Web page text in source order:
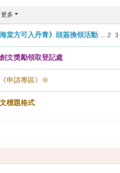
更多
海棠方可入丹青》頭簽換領活動 ... 2 3
文獎勵領取登記處
申請專區》※
標題格式